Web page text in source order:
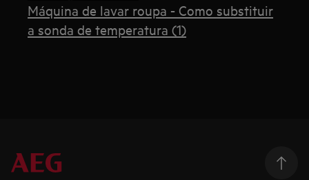
Máquina de lavar roupa - Como substituir
a sonda de temperatura (1)